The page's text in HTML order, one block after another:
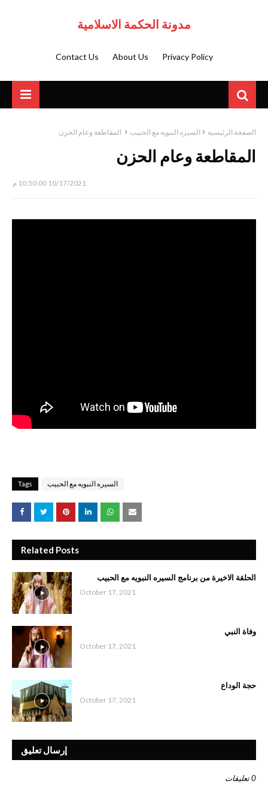
مدونة الحكمة الاسلامية
Privacy Policy
About Us
Contact Us
الصفحة الرئيسية السيره النبويه مع الحبيب المقاطعة وعام الحزن
المقاطعة وعام الحزن
10/17/2021 10:50:00 م
Tags السيره النبويه مع الحبيب
Related Posts
الحلقة الاخيرة من برنامج السيره النبويه مع الحبيب
October 17, 2021
وفاة النبي
October 17, 2021
حجة الوداع
October 17, 2021
إرسال تعليق
0 تعليقات